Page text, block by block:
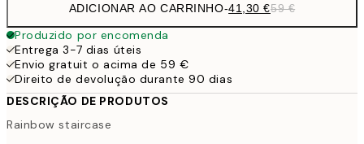
ADICIONAR AO CARRINHO-41,30 €59 €
Produzido por encomenda
Entrega 3-7 dias úteis
Envio gratuit o acima de 59 €
Direito de devolução durante 90 dias
DESCRIÇÃO DE PRODUTOS
Rainbow staircase